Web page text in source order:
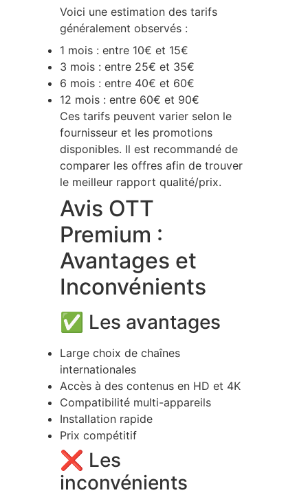
Voici une estimation des tarifs
généralement observés :
1 mois : entre 10€ et 15€
3 mois : entre 25€ et 35€
6 mois : entre 40€ et 60€
12 mois : entre 60€ et 90€
Ces tarifs peuvent varier selon le
fournisseur et les promotions
disponibles. Il est recommandé de
comparer les offres afin de trouver
le meilleur rapport qualité/prix.
Avis OTT
Premium :
Avantages et
Inconvénients
✅ Les avantages
Large choix de chaînes
internationales
Accès à des contenus en HD et 4K
Compatibilité multi-appareils
Installation rapide
Prix compétitif
❌ Les
inconvénients